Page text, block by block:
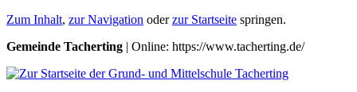
Zum Inhalt, zur Navigation oderzur Startseite springen.
Gemeinde Tacherting | Online: https://www.tacherting.de/